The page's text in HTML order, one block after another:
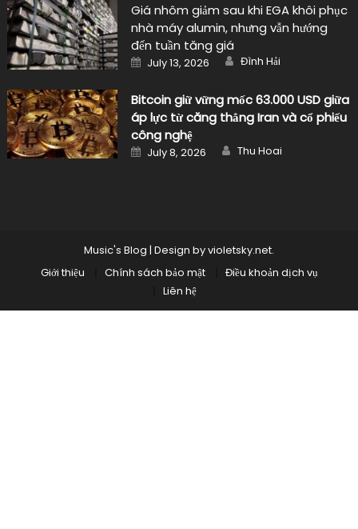
Giá nhôm giảm sau khi EGA khôi phục
nhà máy alumin, nhưng vẫn hướng
đến tuần tăng giá
Posted
on
July 13, 2026 Author
Đình Hải
Bitcoin giữ vững mốc 63.000 USD giữa
áp lực từ căng thẳng Iran và cổ phiếu
công nghệ
Posted
on
July 8, 2026 Author
Thu Hoai
Music's Blog | Design byvioletsky.net.
Giới thiệu
Chính sách bảo mật
Điều khoản dịch vụ
Liên hệ